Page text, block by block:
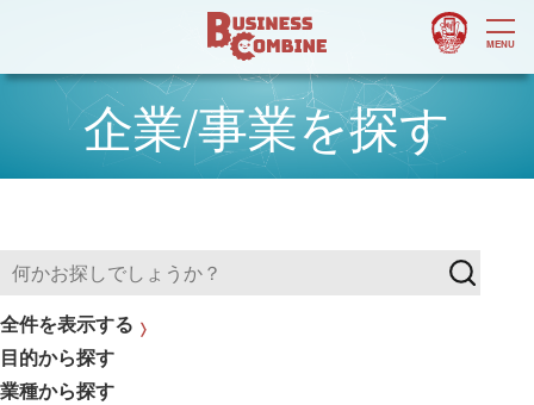
企業/事業を探す
全件を表示する
目的から探す
業種から探す